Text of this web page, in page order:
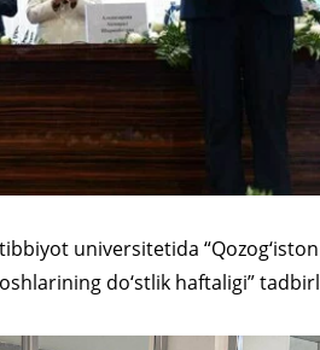
universitetida
do‘stlik haftaligi”